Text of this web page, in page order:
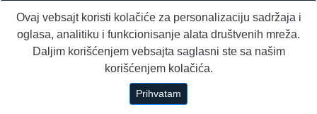
Ovaj vebsajt koristi kolačiće za personalizaciju sadržaja i
oglasa, analitiku i funkcionisanje alata društvenih mreža.
Daljim korišćenjem vebsajta saglasni ste sa našim
korišćenjem kolačića.
Prihvatam